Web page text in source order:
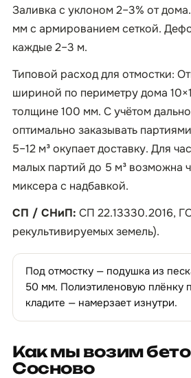
Заливка с уклоном 2–3% от
мм с армированием сеткой.
каждые 2–3 м.
Типовой расход для отмостки:
шириной по периметру дома
толщине 100 мм. С учётом
оптимально заказывать
5–12 м³ окупает доставку. Для
малых партий до 5 м³ возможна
миксера с надбавкой.
СП / СНиП: СП 22.13330.2016,
рекультивируемых земель).
Под отмостку — подушка из
50 мм. Полиэтиленовую плёнку
кладите — намерзает изнутри.
Как мы возим
Сосново